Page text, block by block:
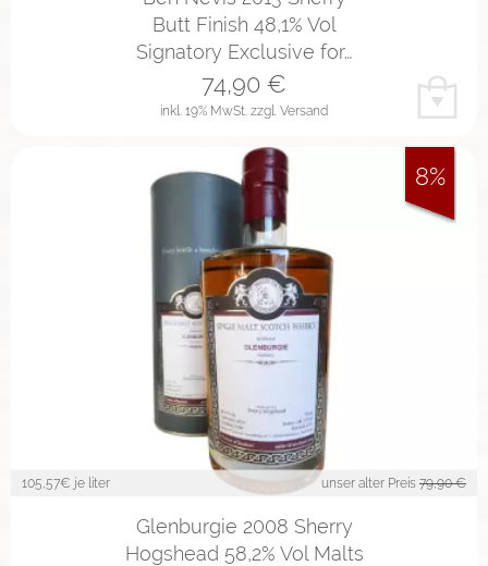
Butt Finish 48,1% Vol
Signatory Exclusive for…
inkl. 19% MwSt. zzgl. Versand
74,90 €
105,57€ je liter unser alter Preis 79,90 €
Glenburgie 2008 Sherry
Hogshead 58,2% Vol Malts
8%